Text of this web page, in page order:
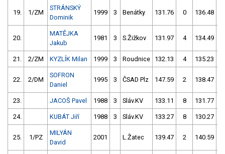
19. 1/ZM
STRÁNSKÝ
Dominik
1999 3 Benátky 131.76 0 136.48
20.
MATĚJKA
Jakub
1981 3 S.Žižkov 131.97 4 134.49
21. 2/ZM KYZLÍK Milan 1999 3 Roudnice 132.13 4 135.23
22. 2/DM
SOFRON
Daniel
1995 3 ČSAD Plz 147.59 2 138.47
23. JACOŠ Pavel 1988 3 Sláv.KV 133.11 8 131.77
24. KUBÁT Jiří 1988 3 Sláv.KV 133.27 8 130.27
25. 1/PZ
MILYÁN
David
2001 L.Žatec 139.47 2 140.59